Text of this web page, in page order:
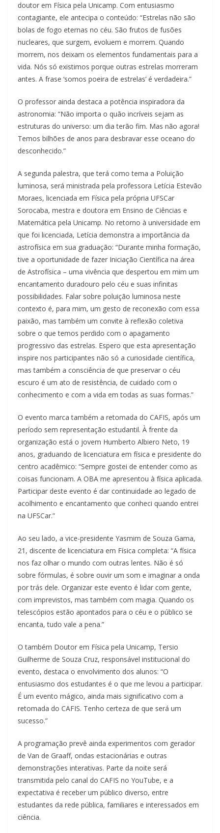
doutor em Física pela Unicamp. Com entusiasmo
contagiante, ele antecipa o conteúdo: “Estrelas não são
bolas de fogo eternas no céu. São frutos de fusões
nucleares, que surgem, evoluem e morrem. Quando
morrem, nos deixam os elementos fundamentais para a
vida. Nós só existimos porque outras estrelas morreram
antes. A frase ‘somos poeira de estrelas’ é verdadeira.”
O professor ainda destaca a potência inspiradora da
astronomia: “Não importa o quão incríveis sejam as
estruturas do universo: um dia terão fim. Mas não agora!
Temos bilhões de anos para desbravar esse oceano do
desconhecido.”
A segunda palestra, que terá como tema a Poluição
luminosa, será ministrada pela professora Letícia Estevão
Moraes, licenciada em Física pela própria UFSCar
Sorocaba, mestra e doutora em Ensino de Ciências e
Matemática pela Unicamp. No retorno à universidade em
que foi licenciada, Letícia demonstra a importância da
astrofísica em sua graduação: “Durante minha formação,
tive a oportunidade de fazer Iniciação Científica na área
de Astrofísica – uma vivência que despertou em mim um
encantamento duradouro pelo céu e suas infinitas
possibilidades. Falar sobre poluição luminosa neste
contexto é, para mim, um gesto de reconexão com essa
paixão, mas também um convite à reflexão coletiva
sobre o que temos perdido com o apagamento
progressivo das estrelas. Espero que esta apresentação
inspire nos participantes não só a curiosidade científica,
mas também a consciência de que preservar o céu
escuro é um ato de resistência, de cuidado com o
conhecimento e com a vida em todas as suas formas.”
O evento marca também a retomada do CAFIS, após um
período sem representação estudantil. À frente da
organização está o jovem Humberto Albiero Neto, 19
anos, graduando de licenciatura em física e presidente do
centro acadêmico: “Sempre gostei de entender como as
coisas funcionam. A OBA me apresentou à física aplicada.
Participar deste evento é dar continuidade ao legado de
acolhimento e encantamento que conheci quando entrei
na UFSCar.”
Ao seu lado, a vice-presidente Yasmim de Souza Gama,
21, discente de licenciatura em Física completa: “A física
nos faz olhar o mundo com outras lentes. Não é só
sobre fórmulas, é sobre ouvir um som e imaginar a onda
por trás dele. Organizar este evento é lidar com gente,
com imprevistos, mas também com magia. Quando os
telescópios estão apontados para o céu e o público se
encanta, tudo vale a pena.”
O também Doutor em Física pela Unicamp, Tersio
Guilherme de Souza Cruz, responsável institucional do
evento, destaca o envolvimento dos alunos: “O
entusiasmo dos estudantes é o que me levou a participar.
É um evento mágico, ainda mais significativo com a
retomada do CAFIS. Tenho certeza de que será um
sucesso.”
A programação prevê ainda experimentos com gerador
de Van de Graaff, ondas estacionárias e outras
demonstrações interativas. Parte da noite será
transmitida pelo canal do CAFIS no YouTube, e a
expectativa é receber um público diverso, entre
estudantes da rede pública, familiares e interessados em
ciência.